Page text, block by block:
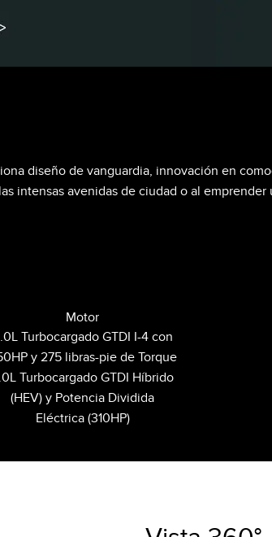
diseño de vanguardia, innovación en
intensas avenidas de ciudad o al
Motor
Turbocargado GTDI I-4 con
y 275 libras-pie de Torque
Turbocargado GTDI Híbrido
(HEV) y Potencia Dividida
Eléctrica (310HP)